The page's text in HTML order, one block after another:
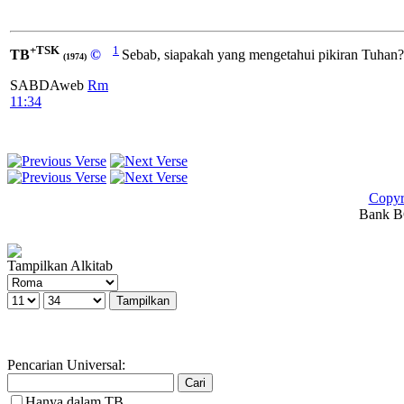
TB+TSK (1974) ©
SABDAweb Rm
11:34
1 Sebab, siapakah yang mengetahui pikiran
Bank
Tampilkan Alkitab
Pencarian Universal: